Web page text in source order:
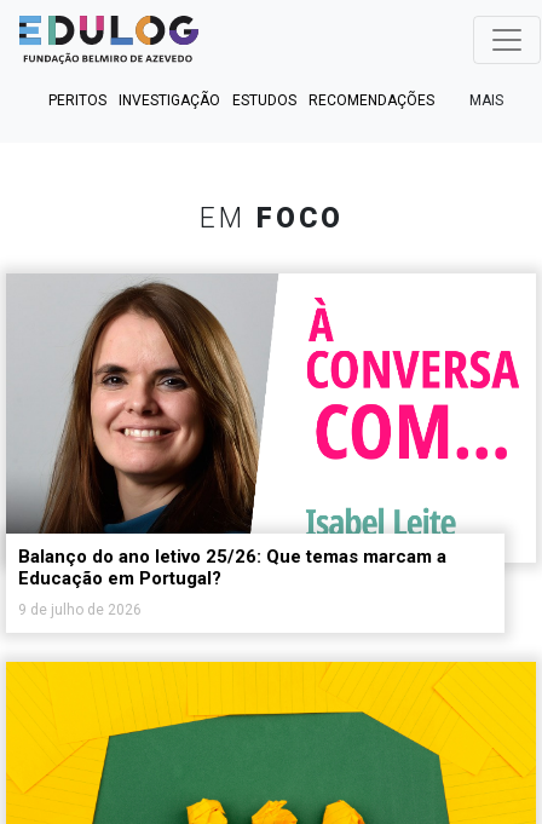
PERITOS INVESTIGAÇÃO ESTUDOS RECOMENDAÇÕES MAIS
EM FOCO
Balanço do ano letivo 25/26: Que temas marcam a
Educação em Portugal?
9 de julho de 2026